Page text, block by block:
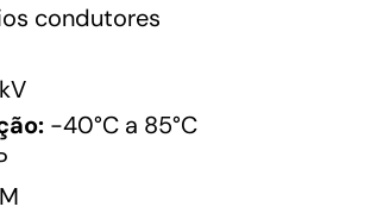
condutores
-40°C a 85°C